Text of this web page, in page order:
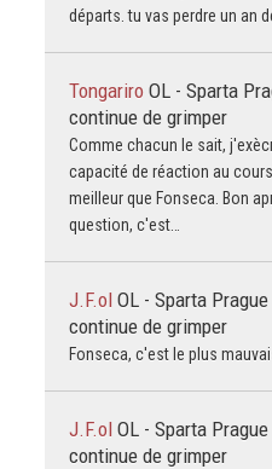
départs. tu vas perdre un an
Tongariro OL - Sparta
continue de grimper
Comme chacun le sait,
capacité de réaction au
meilleur que Fonseca. Bon
question, c'est…
J.F.ol OL - Sparta
continue de grimper
Fonseca, c'est le plus
J.F.ol OL - Sparta
continue de grimper